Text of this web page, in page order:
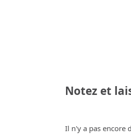
Notez et
Il n'y a pas encore